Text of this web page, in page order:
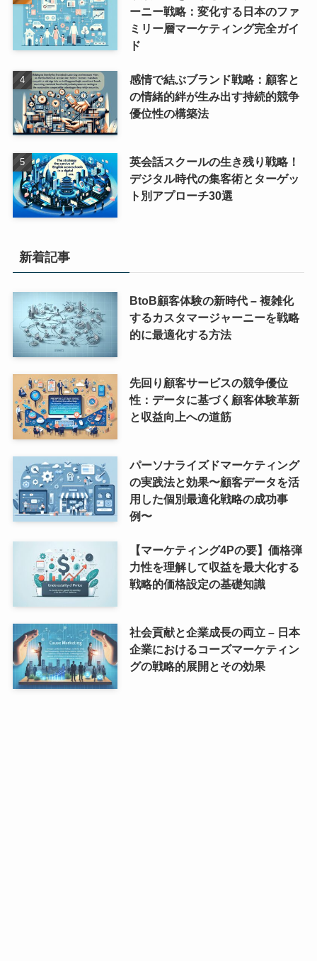
ーニー戦略：変化する日本のファ
ミリー層マーケティング完全ガイ
ド
感情で結ぶブランド戦略：顧客と
の情緒的絆が生み出す持続的競争
優位性の構築法
英会話スクールの生き残り戦略！
デジタル時代の集客術とターゲッ
ト別アプローチ30選
新着記事
BtoB顧客体験の新時代 – 複雑化
するカスタマージャーニーを戦略
的に最適化する方法
先回り顧客サービスの競争優位
性：データに基づく顧客体験革新
と収益向上への道筋
パーソナライズドマーケティング
の実践法と効果〜顧客データを活
用した個別最適化戦略の成功事
例〜
【マーケティング4Pの要】価格弾
力性を理解して収益を最大化する
戦略的価格設定の基礎知識
社会貢献と企業成長の両立 – 日本
企業におけるコーズマーケティン
グの戦略的展開とその効果